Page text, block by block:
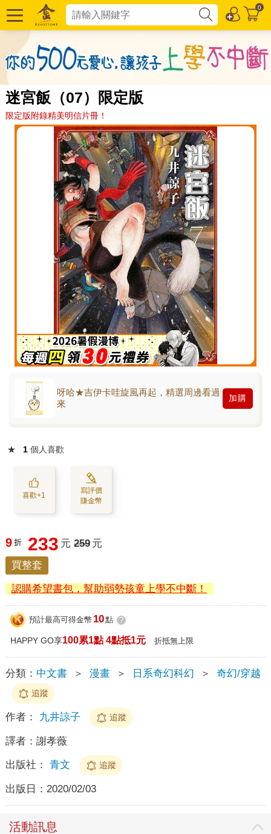
0
迷宮飯（07）限定版
限定版附錄精美明信片冊！
呀哈★吉伊卡哇旋風再起，精選周邊看過
來
加購
★ 1 個人喜歡
喜歡+1
寫評價
賺金幣
9 折 233 元 259 元
買整套
認購希望書包，幫助弱勢孩童上學不中斷！
預計最高可得金幣 10點 ?
HAPPY GO享100累1點 4點抵1元 折抵無上限
分類： 中文書 ＞ 漫畫 ＞ 日系奇幻科幻 ＞ 奇幻/穿越
追蹤
作者： 九井諒子 追蹤
譯者： 謝孝薇
出版社： 青文 追蹤
出版日： 2020/02/03
活動訊息